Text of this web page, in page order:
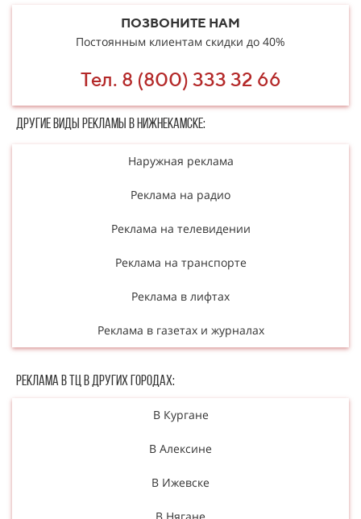
ПОЗВОНИТЕ НАМ
Постоянным клиентам скидки до 40%
Тел. 8 (800) 333 32 66
Другие в​​​​иды рекламы в Нижнекамске:
Наружная реклама
Реклама на радио
Реклама на телевидении
Реклама на транспорте
Реклама в лифтах
Реклама в газетах и журналах
Реклама в ТЦ в Других городах:
В Кургане
В Алексине
В Ижевске
В Нягане